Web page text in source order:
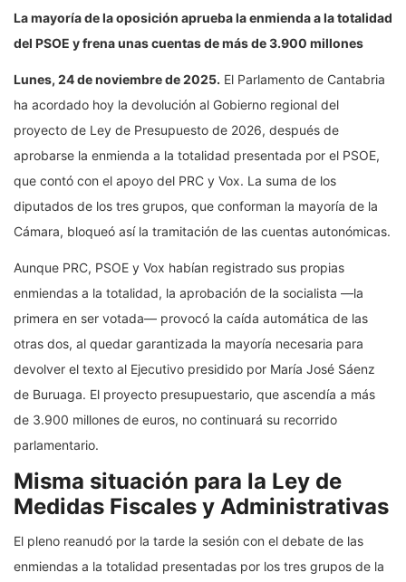
La mayoría de la oposición aprueba la enmienda a la totalidad
del PSOE y frena unas cuentas de más de 3.900 millones
Lunes, 24 de noviembre de 2025. El Parlamento de Cantabria
ha acordado hoy la devolución al Gobierno regional del
proyecto de Ley de Presupuesto de 2026, después de
aprobarse la enmienda a la totalidad presentada por el PSOE,
que contó con el apoyo del PRC y Vox. La suma de los
diputados de los tres grupos, que conforman la mayoría de la
Cámara, bloqueó así la tramitación de las cuentas autonómicas.
Aunque PRC, PSOE y Vox habían registrado sus propias
enmiendas a la totalidad, la aprobación de la socialista —la
primera en ser votada— provocó la caída automática de las
otras dos, al quedar garantizada la mayoría necesaria para
devolver el texto al Ejecutivo presidido por María José Sáenz
de Buruaga. El proyecto presupuestario, que ascendía a más
de 3.900 millones de euros, no continuará su recorrido
parlamentario.
Misma situación para la Ley de
Medidas Fiscales y Administrativas
El pleno reanudó por la tarde la sesión con el debate de las
enmiendas a la totalidad presentadas por los tres grupos de la